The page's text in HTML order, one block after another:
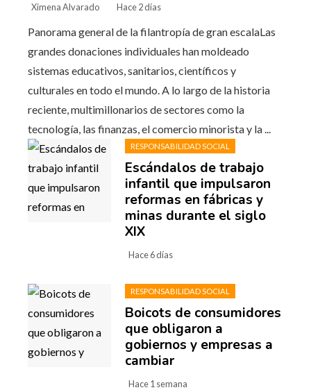
Ximena Alvarado Hace 2 días
Panorama general de la filantropía de gran escalaLas
grandes donaciones individuales han moldeado
sistemas educativos, sanitarios, científicos y
culturales en todo el mundo. A lo largo de la historia
reciente, multimillonarios de sectores como la
tecnología, las finanzas, el comercio minorista y la ...
RESPONSABILIDAD SOCIAL
Escándalos de trabajo
infantil que impulsaron
reformas en fábricas y
minas durante el siglo
XIX
Hace 6 días
RESPONSABILIDAD SOCIAL
Boicots de consumidores
que obligaron a
gobiernos y empresas a
cambiar
Hace 1 semana